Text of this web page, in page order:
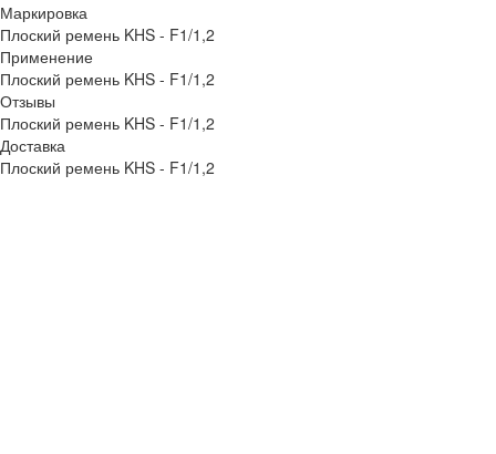
Маркировка
Плоский ремень KHS - F1/1,2
Применение
Плоский ремень KHS - F1/1,2
Отзывы
Плоский ремень KHS - F1/1,2
Доставка
Плоский ремень KHS - F1/1,2